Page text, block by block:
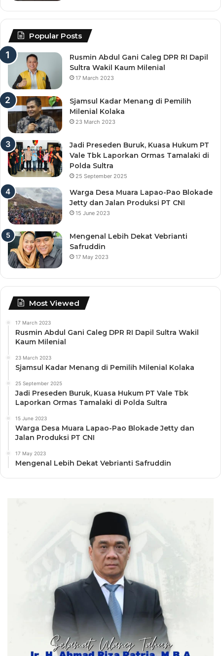
Popular Posts
Rusmin Abdul Gani Caleg DPR RI Dapil
Sultra Wakil Kaum Milenial
17 March 2023
Sjamsul Kadar Menang di Pemilih
Milenial Kolaka
23 March 2023
Jadi Preseden Buruk, Kuasa Hukum PT
Vale Tbk Laporkan Ormas Tamalaki di
Polda Sultra
25 September 2025
Warga Desa Muara Lapao-Pao Blokade
Jetty dan Jalan Produksi PT CNI
15 June 2023
Mengenal Lebih Dekat Vebrianti
Safruddin
17 May 2023
Most Viewed
17 March 2023
Rusmin Abdul Gani Caleg DPR RI Dapil Sultra Wakil
Kaum Milenial
23 March 2023
Sjamsul Kadar Menang di Pemilih Milenial Kolaka
25 September 2025
Jadi Preseden Buruk, Kuasa Hukum PT Vale Tbk
Laporkan Ormas Tamalaki di Polda Sultra
15 June 2023
Warga Desa Muara Lapao-Pao Blokade Jetty dan
Jalan Produksi PT CNI
17 May 2023
Mengenal Lebih Dekat Vebrianti Safruddin